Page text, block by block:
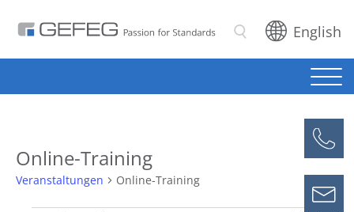
SuchenEnglish
Online-Training
Veranstaltungen Online-Training